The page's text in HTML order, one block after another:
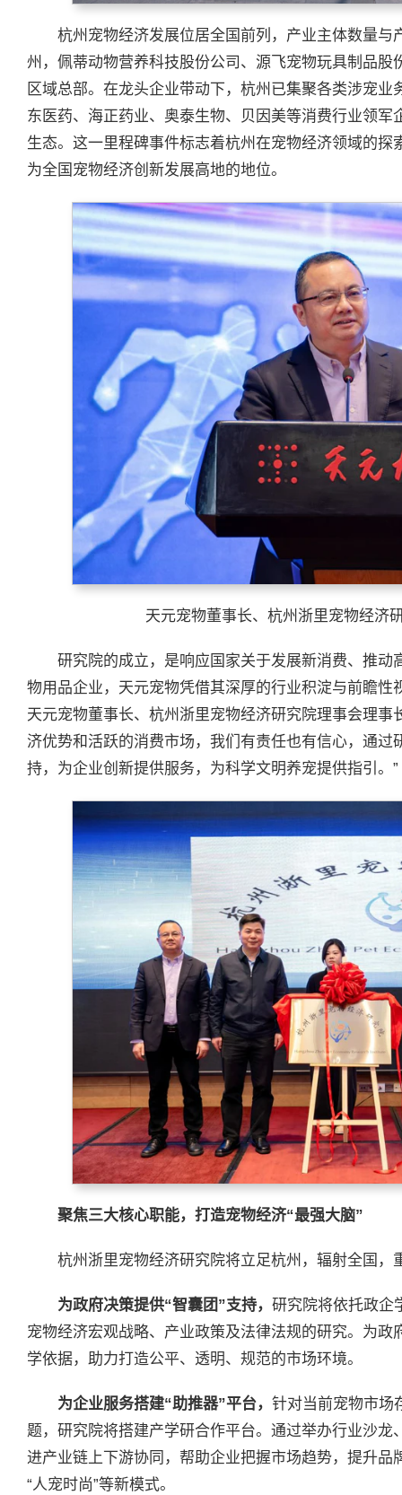
杭州宠物经济发展位居全国前列，产业主体数量
州，佩蒂动物营养科技股份公司、源飞宠物玩具制品
区域总部。在龙头企业带动下，杭州已集聚各类涉宠
东医药、海正药业、奥泰生物、贝因美等消费行业领
生态。这一里程碑事件标志着杭州在宠物经济领域的
为全国宠物经济创新发展高地的地位。
天元宠物董事长、杭州浙里宠物经济
研究院的成立，是响应国家关于发展新消费、推
物用品企业，天元宠物凭借其深厚的行业积淀与前瞻性
天元宠物董事长、杭州浙里宠物经济研究院理事会理事
济优势和活跃的消费市场，我们有责任也有信心，通
持，为企业创新提供服务，为科学文明养宠提供指引。”
聚焦三大核心职能，打造宠物经济“最强大脑”
杭州浙里宠物经济研究院将立足杭州，辐射全国，
为政府决策提供“智囊团”支持， 研究院将依托政企
宠物经济宏观战略、产业政策及法律法规的研究。为
学依据，助力打造公平、透明、规范的市场环境。
为企业服务搭建“助推器”平台， 针对当前宠物市场
题，研究院将搭建产学研合作平台。通过举办行业沙龙
进产业链上下游协同，帮助企业把握市场趋势，提升
“人宠时尚”等新模式。